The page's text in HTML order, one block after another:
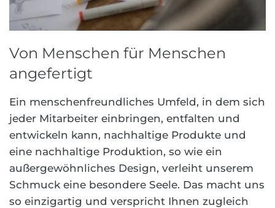
Von Menschen für Menschen
angefertigt
Ein menschenfreundliches Umfeld, in dem sich
jeder Mitarbeiter einbringen, entfalten und
entwickeln kann, nachhaltige Produkte und
eine nachhaltige Produktion, so wie ein
außergewöhnliches Design, verleiht unserem
Schmuck eine besondere Seele. Das macht uns
so einzigartig und verspricht Ihnen zugleich